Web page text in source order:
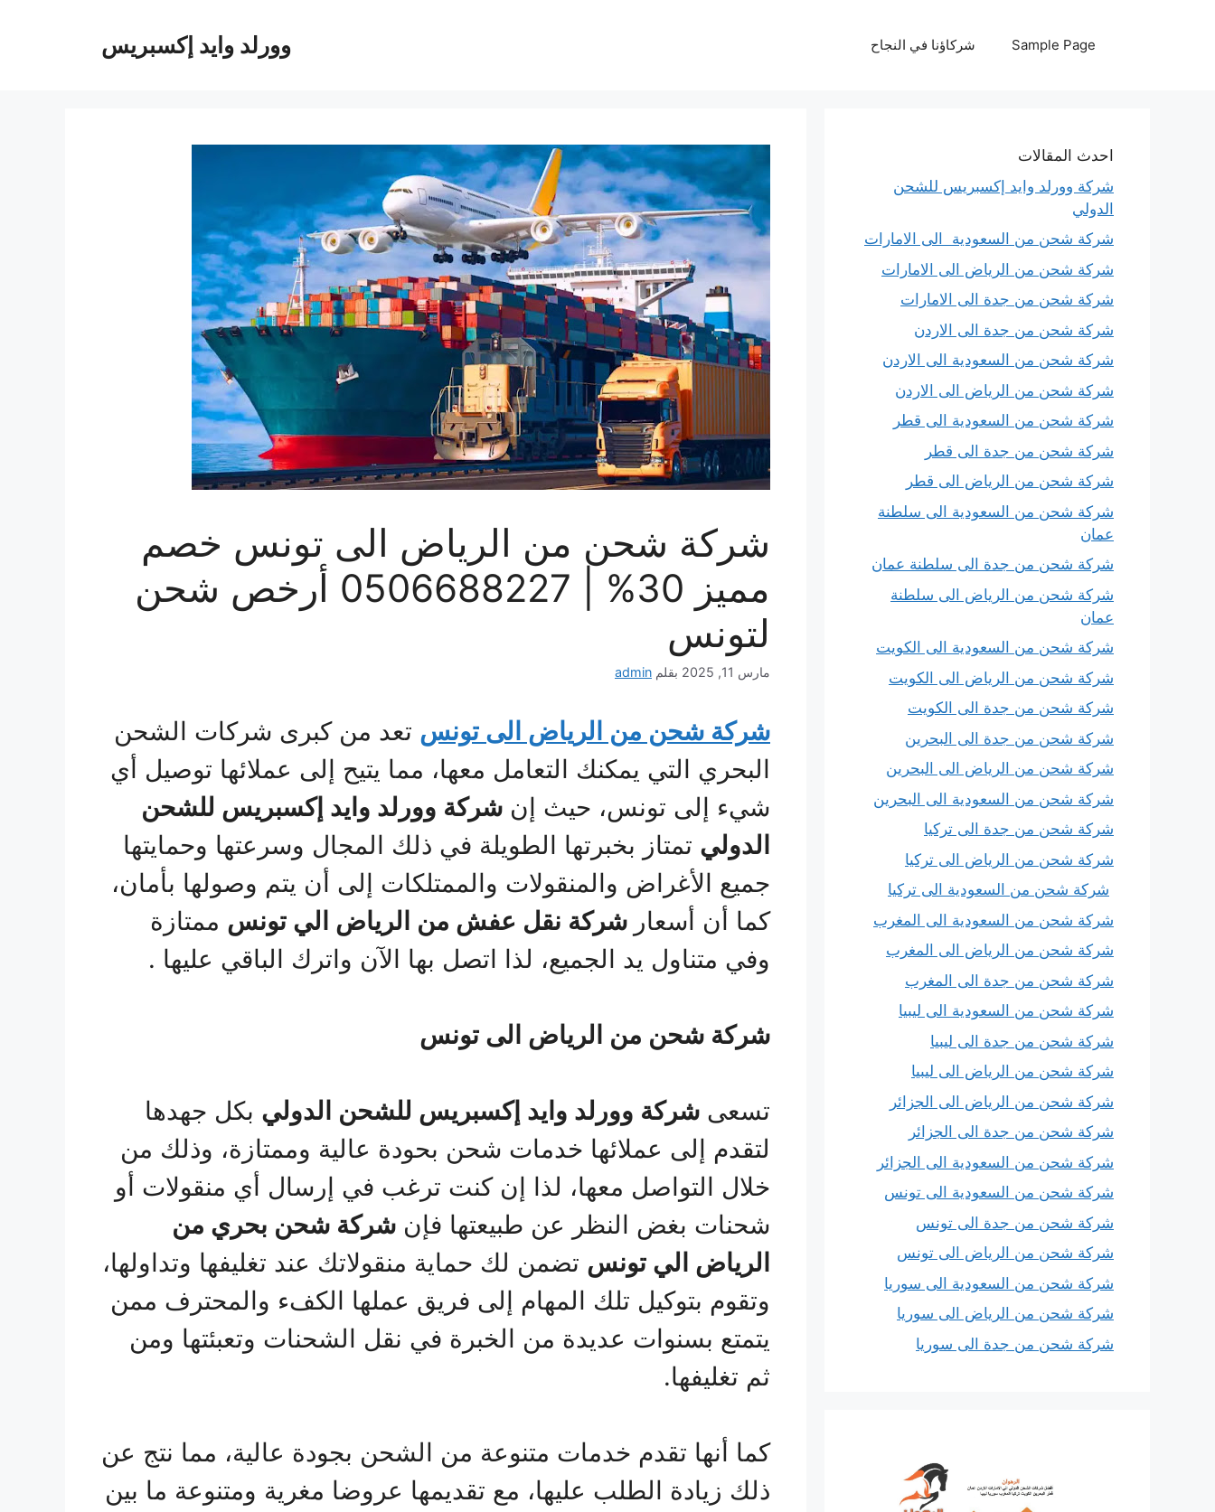
وورلد وايد إكسبريس Sample Page شركاؤنا في النجاح
شركة شحن من الرياض الى تونس خصم
مميز 30% | 0506688227 أرخص شحن
لتونس
مارس 11, 2025 بقلم admin
شركة شحن من الرياض الى تونس تعد من كبرى شركات الشحن
البحري التي يمكنك التعامل معها، مما يتيح إلى عملائها توصيل أي
شيء إلى تونس، حيث إن شركة وورلد وايد إكسبريس للشحن
الدولي تمتاز بخبرتها الطويلة في ذلك المجال وسرعتها وحمايتها
جميع الأغراض والمنقولات والممتلكات إلى أن يتم وصولها بأمان،
كما أن أسعار شركة نقل عفش من الرياض الي تونس ممتازة
وفي متناول يد الجميع، لذا اتصل بها الآن واترك الباقي عليها .
شركة شحن من الرياض الى تونس
تسعى شركة وورلد وايد إكسبريس للشحن الدولي بكل جهدها
لتقدم إلى عملائها خدمات شحن بحودة عالية وممتازة، وذلك من
خلال التواصل معها، لذا إن كنت ترغب في إرسال أي منقولات أو
شحنات بغض النظر عن طبيعتها فإن شركة شحن بحري من
الرياض الي تونس تضمن لك حماية منقولاتك عند تغليفها وتداولها،
وتقوم بتوكيل تلك المهام إلى فريق عملها الكفء والمحترف ممن
يتمتع بسنوات عديدة من الخبرة في نقل الشحنات وتعبئتها ومن
ثم تغليفها.
كما أنها تقدم خدمات متنوعة من الشحن بجودة عالية، مما نتج عن
ذلك زيادة الطلب عليها، مع تقديمها عروضا مغرية ومتنوعة ما بين
احدث المقالات
شركة وورلد وايد إكسبريس للشحن
الدولي
شركة شحن من السعودية الى الامارات
شركة شحن من الرياض الى الامارات
شركة شحن من جدة الى الامارات
شركة شحن من جدة الى الاردن
شركة شحن من السعودية الى الاردن
شركة شحن من الرياض الى الاردن
شركة شحن من السعودية الى قطر
شركة شحن من جدة الى قطر
شركة شحن من الرياض الى قطر
شركة شحن من السعودية الى سلطنة
عمان
شركة شحن من جدة الى سلطنة عمان
شركة شحن من الرياض الى سلطنة
عمان
شركة شحن من السعودية الى الكويت
شركة شحن من الرياض الى الكويت
شركة شحن من جدة الى الكويت
شركة شحن من جدة الى البحرين
شركة شحن من الرياض الى البحرين
شركة شحن من السعودية الى البحرين
شركة شحن من جدة الى تركيا
شركة شحن من الرياض الى تركيا
شركة شحن من السعودية الى تركيا
شركة شحن من السعودية الى المغرب
شركة شحن من الرياض الى المغرب
شركة شحن من جدة الى المغرب
شركة شحن من السعودية الى ليبيا
شركة شحن من جدة الى ليبيا
شركة شحن من الرياض الى ليبيا
شركة شحن من الرياض الى الجزائر
شركة شحن من جدة الى الجزائر
شركة شحن من السعودية الى الجزائر
شركة شحن من السعودية الى تونس
شركة شحن من جدة الى تونس
شركة شحن من الرياض الى تونس
شركة شحن من السعودية الى سوريا
شركة شحن من الرياض الى سوريا
شركة شحن من جدة الى سوريا